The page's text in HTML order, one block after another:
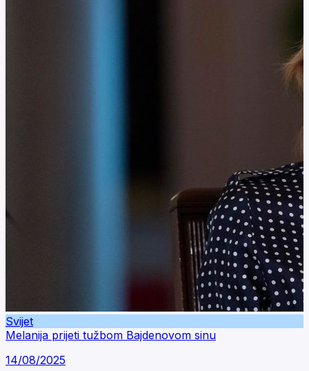
Svijet
Melanija prijeti tužbom Bajdenovom sinu
14/08/2025